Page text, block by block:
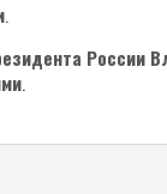
.
России
.